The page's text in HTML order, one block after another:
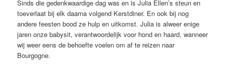
Sinds die gedenkwaardige dag was en is Julia Ellen’s steun en
toeverlaat bij elk daarna volgend Kerstdiner. En ook bij nog
andere feesten bood ze hulp en uitkomst. Julia is alweer enige
jaren onze babysit, verantwoordelijk voor hond en haard, wanneer
wij weer eens de behoefte voelen om af te reizen naar
Bourgogne.